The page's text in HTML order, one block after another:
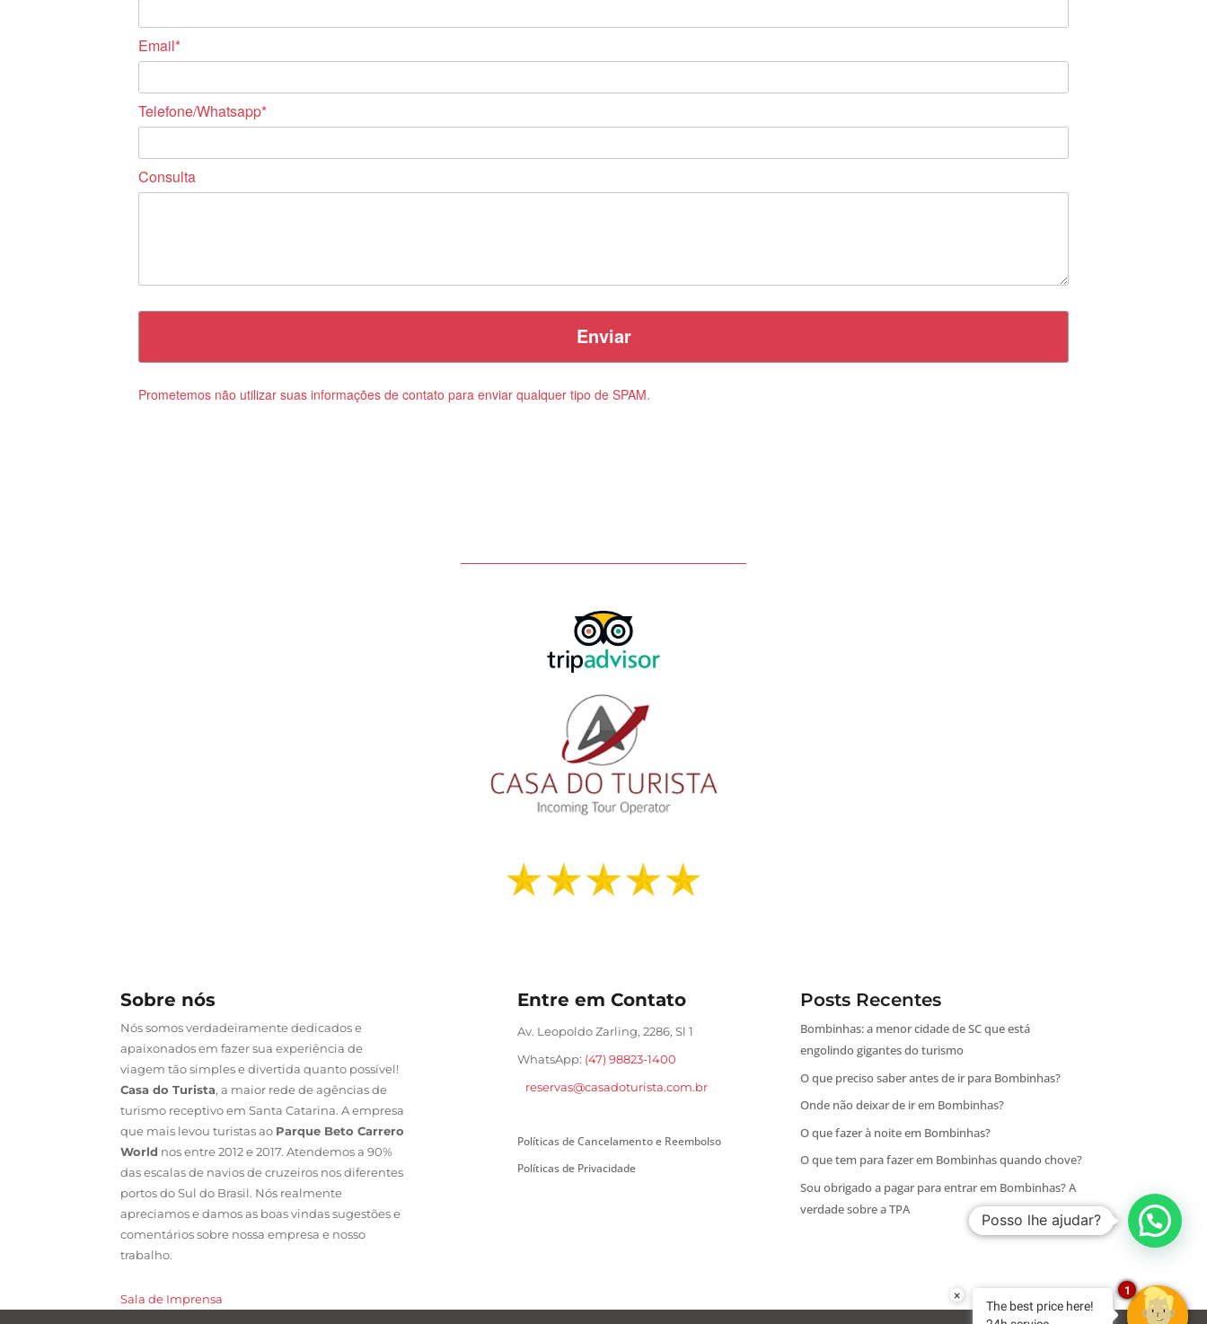
Email*
Telefone/Whatsapp*
Consulta
Prometemos não utilizar suas informações de contato para enviar qualquer tipo de SPAM.
Sobre nós
Nós somos verdadeiramente dedicados e
apaixonados em fazer sua experiência de
viagem tão simples e divertida quanto possível!
Casa do Turista, a maior rede de agências de
turismo receptivo em Santa Catarina. A empresa
que mais levou turistas ao Parque Beto Carrero
World nos entre 2012 e 2017. Atendemos a 90%
das escalas de navios de cruzeiros nos diferentes
portos do Sul do Brasil. Nós realmente
apreciamos e damos as boas vindas sugestões e
comentários sobre nossa empresa e nosso
trabalho.
Sala de Imprensa
Entre em Contato
Av. Leopoldo Zarling, 2286, Sl 1
WhatsApp: (47) 98823-1400
reservas@casadoturista.com.br
Políticas de Cancelamento e Reembolso
Políticas de Privacidade
Posts Recentes
Bombinhas: a menor cidade de SC que está
engolindo gigantes do turismo
O que preciso saber antes de ir para Bombinhas?
Onde não deixar de ir em Bombinhas?
O que fazer à noite em Bombinhas?
O que tem para fazer em Bombinhas quando chove?
Sou obrigado a pagar para entrar em Bombinhas? A
verdade sobre a TPA
Posso lhe ajudar?
×
The best price here!
1